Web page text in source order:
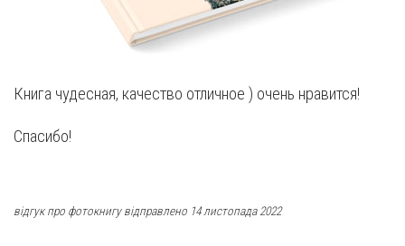
Книга чудесная, качество отличное ) очень нравится!
Спасибо!
відгук про фотокнигу відправлено 14 листопада 2022